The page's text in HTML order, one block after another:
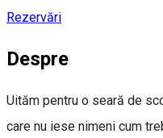
Rezervări
Despre
Uităm pentru o seară de
care nu iese nimeni cum